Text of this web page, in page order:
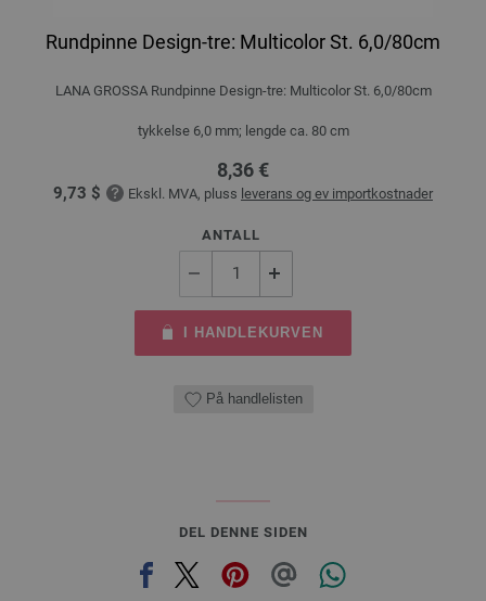
Rundpinne Design-tre: Multicolor St. 6,0/80cm
LANA GROSSA Rundpinne Design-tre: Multicolor St. 6,0/80cm
tykkelse 6,0 mm; lengde ca. 80 cm
8,36 €
9,73 $ Ekskl. MVA, pluss leverans og ev importkostnader
ANTALL
I HANDLEKURVEN
På handlelisten
DEL DENNE SIDEN